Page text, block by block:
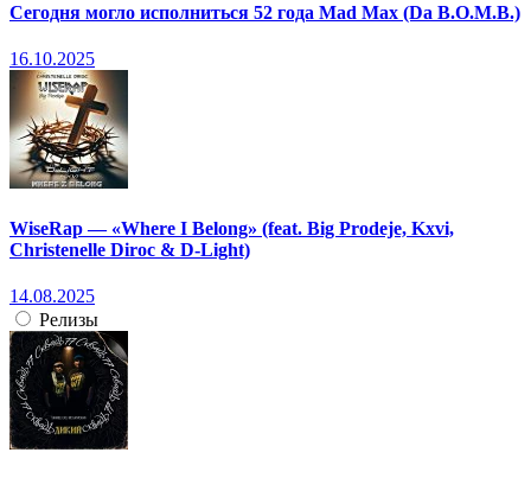
Сегодня могло исполниться 52 года Mad Max (Da B.O.M.B.)
16.10.2025
WiseRap — «Where I Belong» (feat. Big Prodeje, Kxvi,
Christenelle Diroc & D-Light)
14.08.2025
Релизы